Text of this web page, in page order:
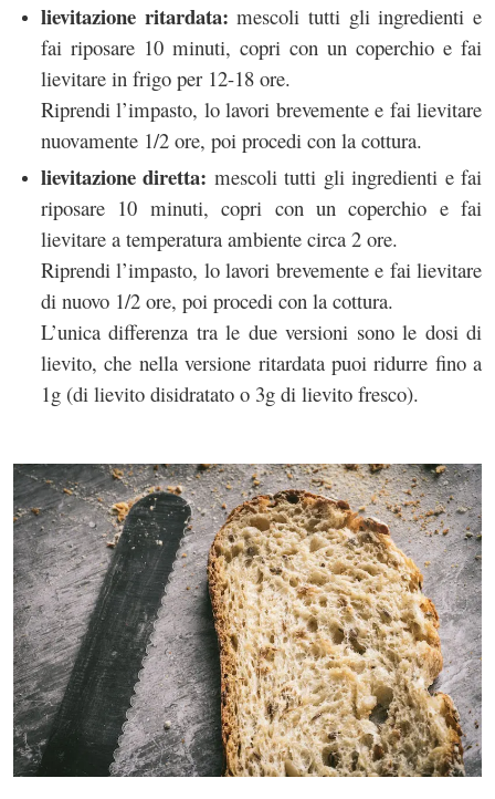
lievitazione ritardata: mescoli tutti gli ingredienti e
fai riposare 10 minuti, copri con un coperchio e fai
lievitare in frigo per 12-18 ore.
Riprendi l’impasto, lo lavori brevemente e fai lievitare
nuovamente 1/2 ore, poi procedi con la cottura.
lievitazione diretta: mescoli tutti gli ingredienti e fai
riposare 10 minuti, copri con un coperchio e fai
lievitare a temperatura ambiente circa 2 ore.
Riprendi l’impasto, lo lavori brevemente e fai lievitare
di nuovo 1/2 ore, poi procedi con la cottura.
L’unica differenza tra le due versioni sono le dosi di
lievito, che nella versione ritardata puoi ridurre fino a
1g (di lievito disidratato o 3g di lievito fresco).